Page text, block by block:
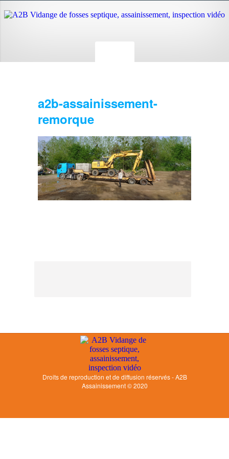
a2b-assainissement-
remorque
Droits de reproduction et de diffusion réservés - A2B
Assainissement © 2020